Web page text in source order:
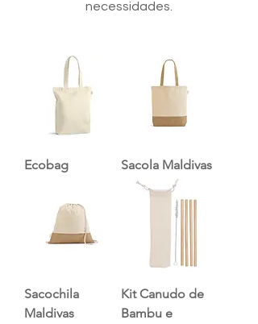
necessidades.
Ecobag Sacola Maldivas
Sacochila
Maldivas
Kit Canudo de
Bambu e